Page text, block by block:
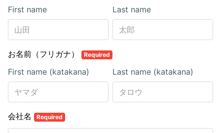
Last name
First name
お名前（フリガナ） Required
Last name (katakana)
First name (katakana)
会社名 Required